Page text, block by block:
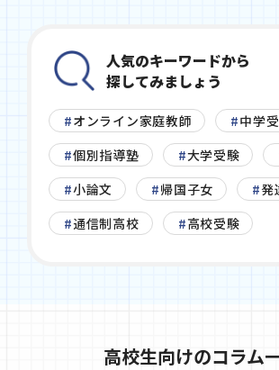
人気のキーワードから
探してみましょう
オンライン家庭教師
中学
個別指導塾
大学受験
小論文
帰国子女
発
通信制高校
高校受験
高校生向けのコラム